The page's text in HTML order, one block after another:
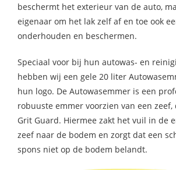
beschermt het exterieur van de auto,
eigenaar om het lak zelf af en toe ook
onderhouden en beschermen.
Speciaal voor bij hun autowas- en
hebben wij een gele 20 liter
hun logo. De Autowasemmer is een
robuuste emmer voorzien van een zeef,
Grit Guard. Hiermee zakt het vuil in de
zeef naar de bodem en zorgt dat een
spons niet op de bodem belandt.